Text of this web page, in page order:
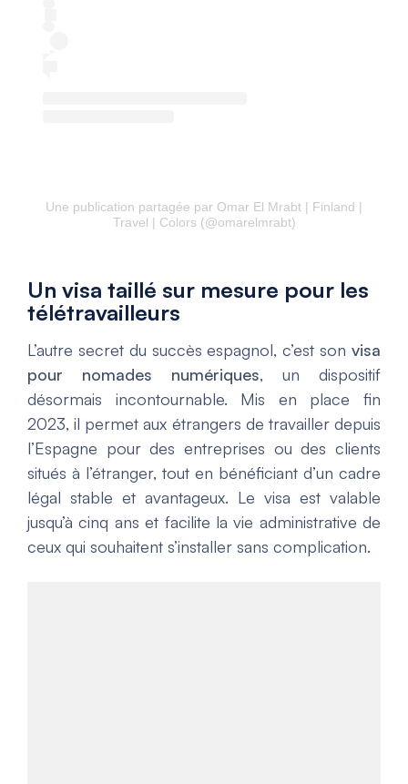
Une publication partagée par Omar El Mrabt | Finland |
Travel | Colors (@omarelmrabt)
Un visa taillé sur mesure pour les
télétravailleurs
L’autre secret du succès espagnol, c’est son visa
pour nomades numériques, un dispositif
désormais incontournable. Mis en place fin
2023, il permet aux étrangers de travailler depuis
l’Espagne pour des entreprises ou des clients
situés à l’étranger, tout en bénéficiant d’un cadre
légal stable et avantageux. Le visa est valable
jusqu’à cinq ans et facilite la vie administrative de
ceux qui souhaitent s’installer sans complication.